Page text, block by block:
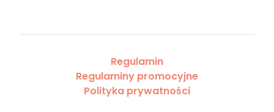
Regulamin
Regulaminy promocyjne
Polityka prywatności